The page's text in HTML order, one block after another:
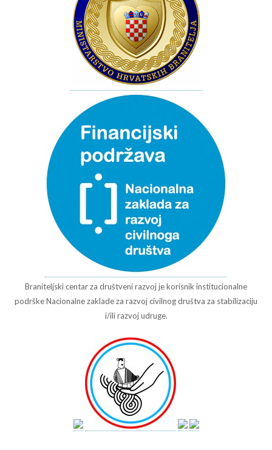
Braniteljski centar za društveni razvoj je korisnik institucionalne
podrške Nacionalne zaklade za razvoj civilnog društva za stabilizaciju
i/ili razvoj udruge.